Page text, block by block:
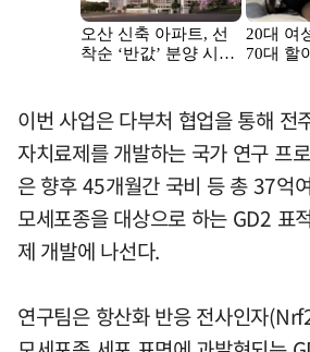
이번 사업은 다부처 협업을 통해 전
자치료제를 개발하는 국가 연구 프
은 향후 45개월간 국비 등 총 37억
모세포종을 대상으로 하는 GD2 표
제 개발에 나선다.
연구팀은 항산화 반응 전사인자